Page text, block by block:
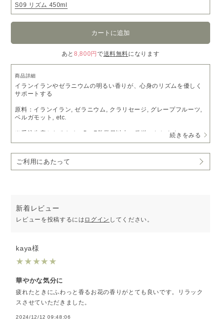
S09 リズム 450ml
あと8,800円 で送料無料になります
商品詳細
イランイランやゼラニウムの明るい香りが、心身のリズムを優しく
サポートする
原料：イランイラン, ゼラニウム, クラリセージ, グレープフルーツ,
ベルガモット, etc.
※受注生産となるため、5～7営業日以内に発送いたします。
予めご了承いただきますようお願い申し上げます。
※ピエゾディフューザー「
アロマオイルベ
ース液で希釈いただくことでお使いいただけます。
続きをみる
ご利用にあたって
新着レビュー
レビューを投稿するには ログイン してください。
kaya様
★★★★★
華やかな気分に
疲れたときにふわっと香るお花の香りがとても良いです。リラック
スさせていただきました。
2024/12/12 09:48:06